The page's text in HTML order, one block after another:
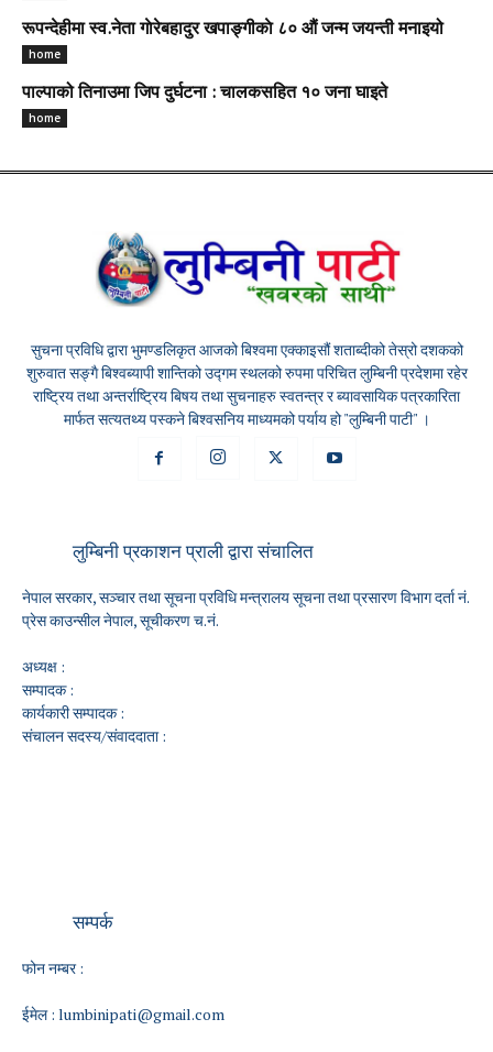
रूपन्देहीमा स्व.नेता गाेरेबहादुर खपाङ्गीकाे ८० औं जन्म जयन्ती मनाइयो
home
पाल्पाको तिनाउमा जिप दुर्घटना : चालकसहित १० जना घाइते
home
सुचना प्रविधि द्वारा भुमण्डलिकृत आजको बिश्वमा एक्काइसौं शताब्दीको तेस्रो दशकको
शुरुवात सङ्गै बिश्वब्यापी शान्तिको उद्गम स्थलको रुपमा परिचित लुम्बिनी प्रदेशमा रहेर
राष्ट्रिय तथा अन्तर्राष्ट्रिय बिषय तथा सुचनाहरु स्वतन्त्र र ब्यावसायिक पत्रकारिता
मार्फत सत्यतथ्य पस्कने बिश्वसनिय माध्यमको पर्याय हो "लुम्बिनी पाटी" ।
लुम्बिनी प्रकाशन प्राली द्वारा संचालित
नेपाल सरकार, सञ्चार तथा सूचना प्रविधि मन्त्रालय सूचना तथा प्रसारण विभाग दर्ता नं.
प्रेस काउन्सील नेपाल, सूचीकरण च.नं.
अध्यक्ष :
सम्पादक :
कार्यकारी सम्पादक :
संचालन सदस्य/संवाददाता :
सम्पर्क
फोन नम्बर :
ईमेल : lumbinipati@gmail.com